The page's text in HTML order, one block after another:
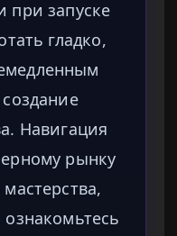
при запуске
гладко,
Навигация
рынку